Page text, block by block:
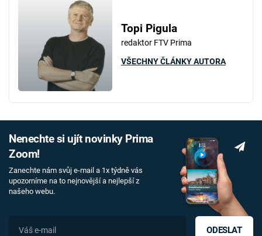
Topi Pigula
redaktor FTV Prima
VŠECHNY ČLÁNKY AUTORA
Nenechte si ujít novinky Prima
Zoom!
Zanechte nám svůj e-mail a 1x týdně vás
upozorníme na to nejnovější a nejlepší z
našeho webu.
ODESLAT